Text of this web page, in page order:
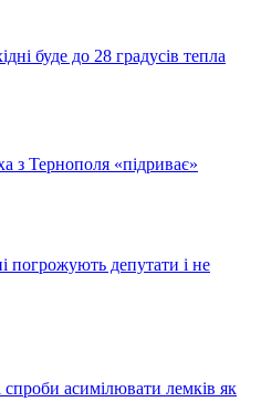
буде до 28 градусів тепла
з Тернополя «підриває»
погрожують депутати і не
асимілювати лемків як